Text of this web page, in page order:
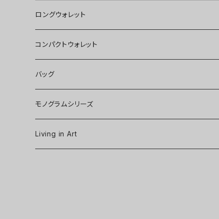
ロングウォレット
コンパクトウォレット
バッグ
モノグラムシリーズ
Living in Art